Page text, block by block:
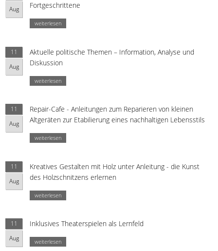
Aug
Fortgeschrittene
weiterlesen
11
Aug
Aktuelle politische Themen – Information, Analyse und
Diskussion
weiterlesen
11
Aug
Repair-Cafe - Anleitungen zum Reparieren von kleinen
Altgeräten zur Etabilierung eines nachhaltigen Lebensstils
weiterlesen
11
Aug
Kreatives Gestalten mit Holz unter Anleitung - die Kunst
des Holzschnitzens erlernen
weiterlesen
11
Aug
Inklusives Theaterspielen als Lernfeld
weiterlesen